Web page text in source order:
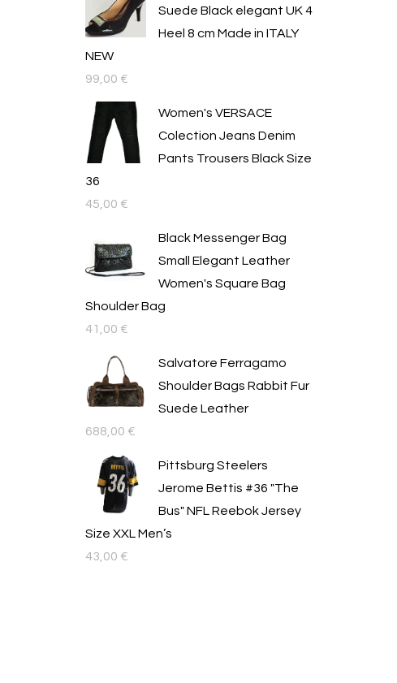
Suede Black elegant UK 4
Heel 8 cm Made in ITALY
NEW
99,00 €
Women's VERSACE
Colection Jeans Denim
Pants Trousers Black Size
36
45,00 €
Black Messenger Bag
Small Elegant Leather
Women's Square Bag
Shoulder Bag
41,00 €
Salvatore Ferragamo
Shoulder Bags Rabbit Fur
Suede Leather
688,00 €
Pittsburg Steelers
Jerome Bettis #36 "The
Bus" NFL Reebok Jersey
Size XXL Men’s
43,00 €